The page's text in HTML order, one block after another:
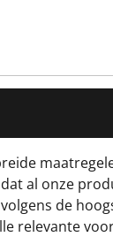
al onze
de
relevante